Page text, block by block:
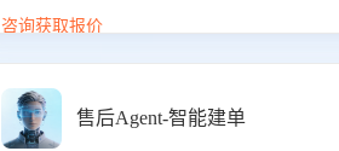
联动，持续提升客服团队的销服能力。
咨询获取报价
售后Agent-智能建单